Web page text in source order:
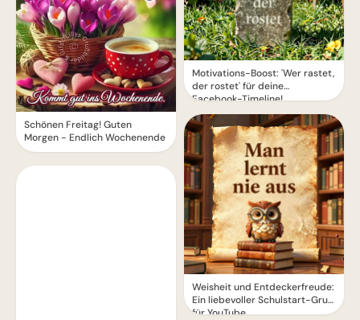
Schönen Freitag! Guten
Morgen - Endlich Wochenende
Motivations-Boost: 'Wer rastet,
der rostet' für deine
Facebook-Timeline!
Weisheit und Entdeckerfreude:
Ein liebevoller Schulstart-Gruß
für YouTube